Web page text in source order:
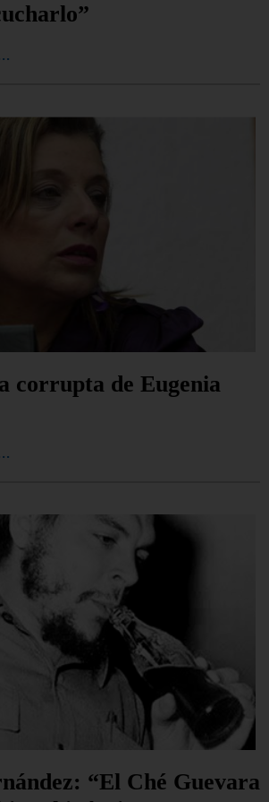
corrupta de Eugenia
“El Ché Guevara